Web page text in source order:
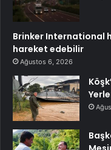
Brinker International
hareket edebilir
Ağustos 6, 2026